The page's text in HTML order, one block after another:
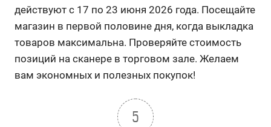
действуют с 17 по 23 июня 2026 года. Посещайте
магазин в первой половине дня, когда выкладка
товаров максимальна. Проверяйте стоимость
позиций на сканере в торговом зале. Желаем
вам экономных и полезных покупок!
5